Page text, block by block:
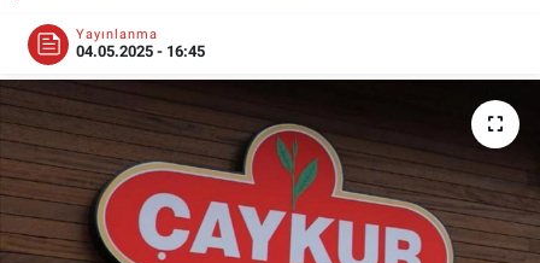
Yayınlanma
04.05.2025 - 16:45
YEMEK
Eskişehir Haber İçerikleri
Eskişehir Hava Durumu
Haber Arşivi